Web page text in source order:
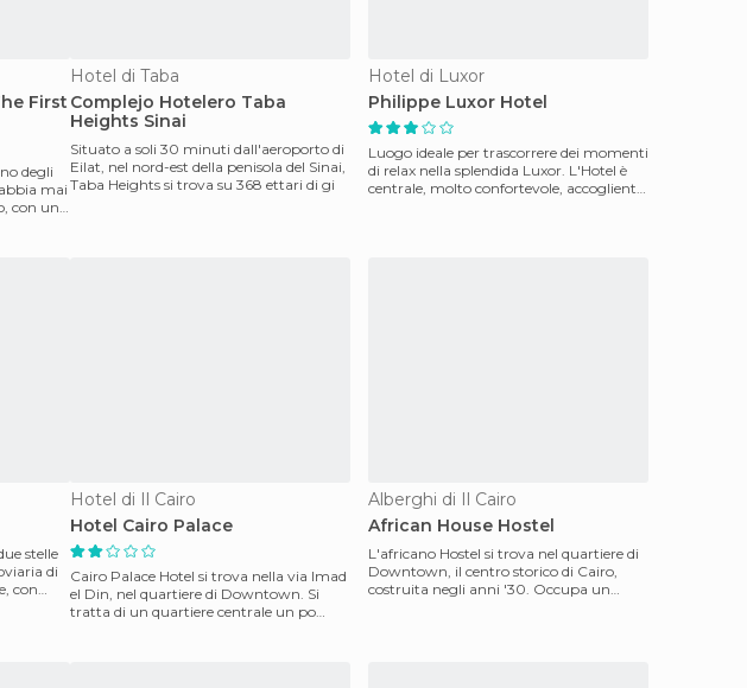
First
degli
mai
con un
Hotel di Taba
Complejo Hotelero Taba
Heights Sinai
Situato a soli 30 minuti dall'aeroporto di
Eilat, nel nord-est della penisola del Sinai,
Taba Heights si trova su 368 ettari di gi
Hotel di Luxor
Philippe Luxor Hotel
Luogo ideale per trascorrere dei momenti
di relax nella splendida Luxor. L'Hotel è
centrale, molto confortevole, accogliente,
stelle
di
con
Hotel di Il Cairo
Hotel Cairo Palace
Cairo Palace Hotel si trova nella via Imad
el Din, nel quartiere di Downtown. Si
tratta di un quartiere centrale un po
Alberghi di Il Cairo
African House Hostel
L'africano Hostel si trova nel quartiere di
Downtown, il centro storico di Cairo,
costruita negli anni '30. Occupa un